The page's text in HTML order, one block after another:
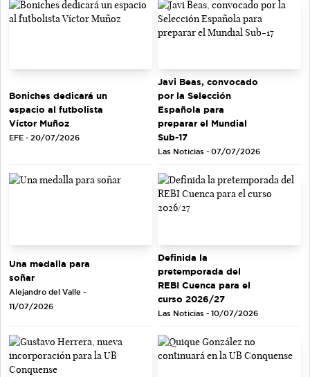
Boniches dedicará un
espacio al futbolista
Víctor Muñoz
EFE - 20/07/2026
Javi Beas, convocado
por la Selección
Española para
preparar el Mundial
Sub-17
Las Noticias - 07/07/2026
Una medalla para
soñar
Alejandro del Valle -
11/07/2026
Definida la
pretemporada del
REBI Cuenca para el
curso 2026/27
Las Noticias - 10/07/2026